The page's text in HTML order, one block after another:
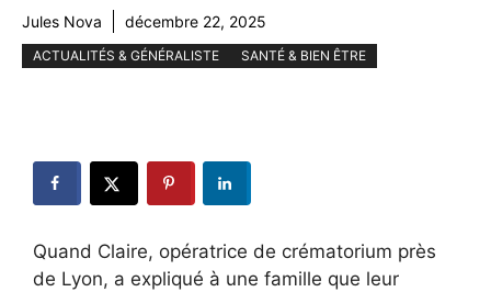
Jules Nova décembre 22, 2025
ACTUALITÉS & GÉNÉRALISTE SANTÉ & BIEN ÊTRE
Quand Claire, opératrice de crématorium près
de Lyon, a expliqué à une famille que leur